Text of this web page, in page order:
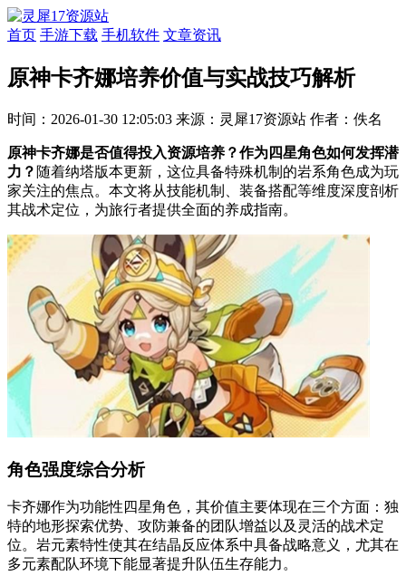
首页 手游下载 手机软件 文章资讯
原神卡齐娜培养价值与实战技巧解析
时间：2026-01-30 12:05:03 来源：灵犀17资源站 作者：佚名
原神卡齐娜是否值得投入资源培养？作为四星角色如何发挥潜
力？ 随着纳塔版本更新，这位具备特殊机制的岩系角色成为玩
家关注的焦点。本文将从技能机制、装备搭配等维度深度剖析
其战术定位，为旅行者提供全面的养成指南。
角色强度综合分析
卡齐娜作为功能性四星角色，其价值主要体现在三个方面：独
特的地形探索优势、攻防兼备的团队增益以及灵活的战术定
位。岩元素特性使其在结晶反应体系中具备战略意义，尤其在
多元素配队环境下能显著提升队伍生存能力。